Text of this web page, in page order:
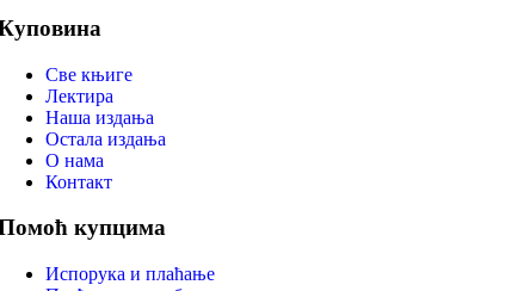
Све књиге
Лектира
Наша издања
Остала издања
О нама
Контакт
купцима
Испорука и плаћање